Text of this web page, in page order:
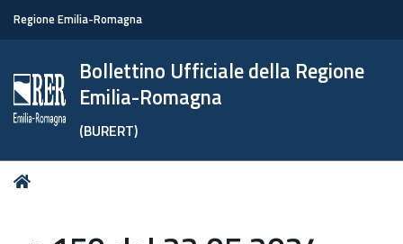
Regione Emilia-Romagna
Bollettino Ufficiale della Regione
Emilia-Romagna
(BURERT)
Tu